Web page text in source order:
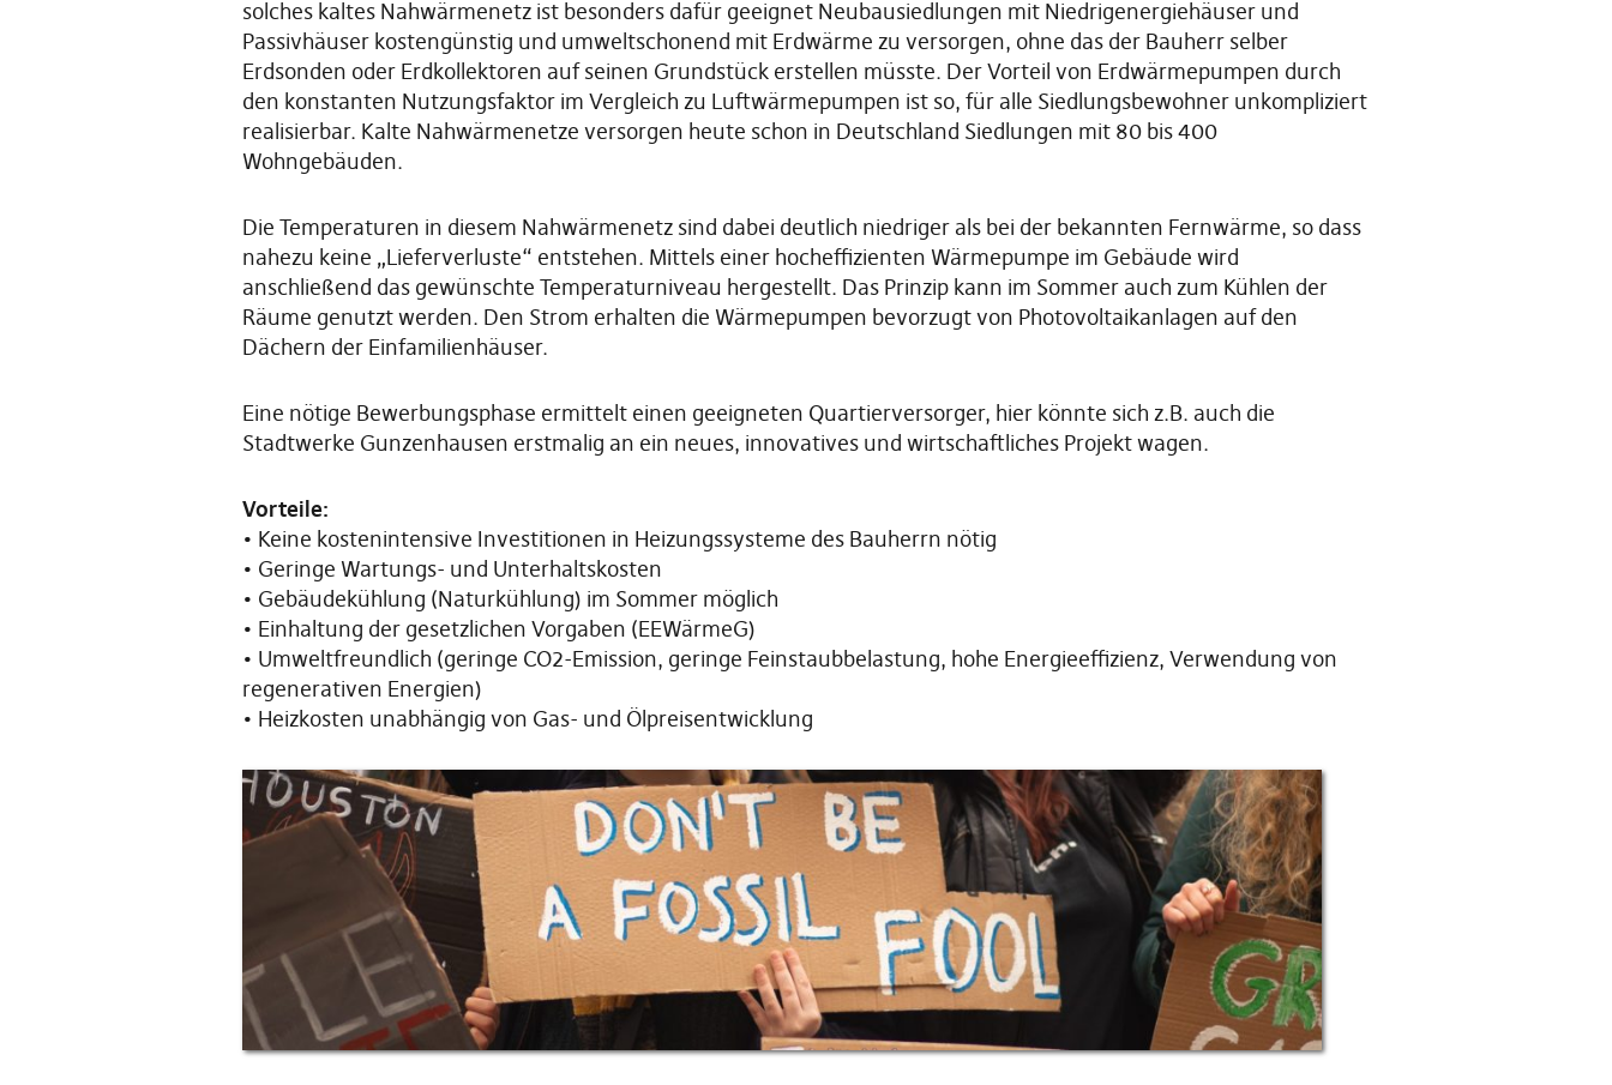
solches kaltes Nahwärmenetz ist besonders dafür geeignet Neubausiedlungen mit Niedrigenergiehäuser und
Passivhäuser kostengünstig und umweltschonend mit Erdwärme zu versorgen, ohne das der Bauherr selber
Erdsonden oder Erdkollektoren auf seinen Grundstück erstellen müsste. Der Vorteil von Erdwärmepumpen durch
den konstanten Nutzungsfaktor im Vergleich zu Luftwärmepumpen ist so, für alle Siedlungsbewohner unkompliziert
realisierbar. Kalte Nahwärmenetze versorgen heute schon in Deutschland Siedlungen mit 80 bis 400
Wohngebäuden.
Die Temperaturen in diesem Nahwärmenetz sind dabei deutlich niedriger als bei der bekannten Fernwärme, so dass
nahezu keine „Lieferverluste“ entstehen. Mittels einer hocheffizienten Wärmepumpe im Gebäude wird
anschließend das gewünschte Temperaturniveau hergestellt. Das Prinzip kann im Sommer auch zum Kühlen der
Räume genutzt werden. Den Strom erhalten die Wärmepumpen bevorzugt von Photovoltaikanlagen auf den
Dächern der Einfamilienhäuser.
Eine nötige Bewerbungsphase ermittelt einen geeigneten Quartierversorger, hier könnte sich z.B. auch die
Stadtwerke Gunzenhausen erstmalig an ein neues, innovatives und wirtschaftliches Projekt wagen.
Vorteile:
• Keine kostenintensive Investitionen in Heizungssysteme des Bauherrn nötig
• Geringe Wartungs- und Unterhaltskosten
• Gebäudekühlung (Naturkühlung) im Sommer möglich
• Einhaltung der gesetzlichen Vorgaben (EEWärmeG)
• Umweltfreundlich (geringe CO2-Emission, geringe Feinstaubbelastung, hohe Energieeffizienz, Verwendung von
regenerativen Energien)
• Heizkosten unabhängig von Gas- und Ölpreisentwicklung